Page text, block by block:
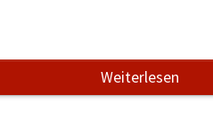
Weiterlesen